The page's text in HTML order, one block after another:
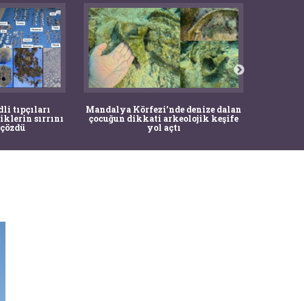
tıpçıları
sırrını
Mandalya Körfezi’nde denize dalan
çocuğun dikkati arkeolojik keşife
yol açtı